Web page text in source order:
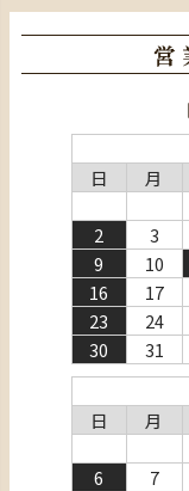
営
日
月
2
3
9
10
16
17
23
24
30
31
日
月
6
7